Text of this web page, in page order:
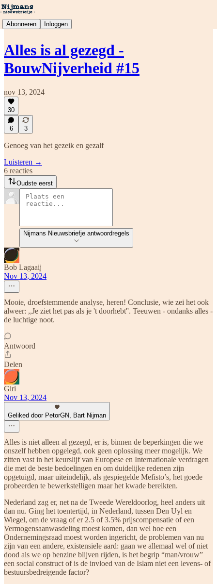
Abonneren Inloggen
Alles is al gezegd -
BouwNijverheid #15
nov 13, 2024
30
6 3
Genoeg van het gezeik en gezalf
Luisteren →
6 reacties
Oudste eerst
Nijmans Nieuwsbriefje antwoordregels
Bob Lagaaij
Nov 13, 2024
Mooie, droefstemmende analyse, heren! Conclusie, wie zei het ook
alweer: ,,Je ziet het pas als je 't doorhebt''. Teeuwen - ondanks alles -
de luchtige noot.
Antwoord
Delen
Giri
Nov 13, 2024
Geliked door PetorGN, Bart Nijman
Alles is niet alleen al gezegd, er is, binnen de beperkingen die we
onszelf hebben opgelegd, ook geen oplossing meer mogelijk. We
zitten vast in het keurslijf van Europese en Internationale verdragen
die met de beste bedoelingen en om duidelijke redenen zijn
opgetuigd, maar uiteindelijk, als gespiegelde Mefisto’s, het goede
probeerden te bewerkstelligen maar het kwade bereikten.
Nederland zag er, net na de Tweede Wereldoorlog, heel anders uit
dan nu. Ging het toentertijd, in Nederland, tussen Den Uyl en
Wiegel, om de vraag of er 2.5 of 3.5% prijscompensatie of een
Vermogensaanwasdeling moest komen, dan wel hoe een
Ondernemingsraad moest worden ingericht, de problemen van nu
zijn van een andere, existensiele aard: gaan we allemaal wel of niet
dood als we op benzine blijven rijden, is het begrip “man/vrouw”
een social construct of is de invloed van de Islam niet een levens- of
bestuursbedreigende factor?